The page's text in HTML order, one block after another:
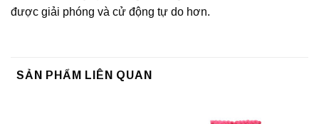
được giải phóng và cử động tự do hơn.
SẢN PHẨM LIÊN QUAN